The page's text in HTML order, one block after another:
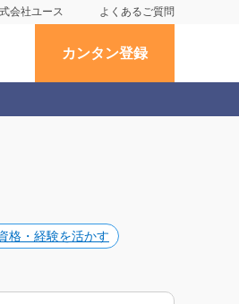
会社ユース よくあるご質問
カンタン登録
格・経験を活かす